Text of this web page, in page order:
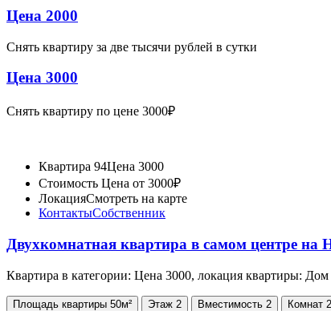
Цена 2000
Снять квартиру за две тысячи рублей в сутки
Цена 3000
Снять квартиру по цене 3000₽
Квартира 94Цена 3000
Стоимость Цена от 3000₽
ЛокацияСмотреть на карте
КонтактыСобственник
Двухкомнатная квартира в самом центре на
Квартира в категории: Цена 3000, локация квартиры:
Площадь квартиры 50м² Этаж 2 Вместимость 2 Комнат